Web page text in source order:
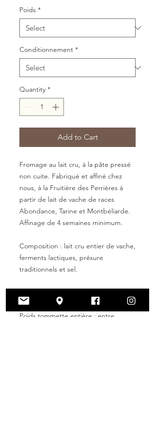
per
0.6
Kilograms
Poids *
Conditionnement *
Quantity *
Add to Cart
Fromage au lait cru, à la pâte pressé
non cuite. Fabriqué et affiné chez
nous, à la Fruitière des Perrières à
partir de lait de vache de races
Abondance, Tarine et Montbéliarde.
Affinage de 4 semaines minimum.
Composition : lait cru entier de vache,
ferments lactiques, présure
traditionnels et sel.
300gr
Poids tommette entière : entre